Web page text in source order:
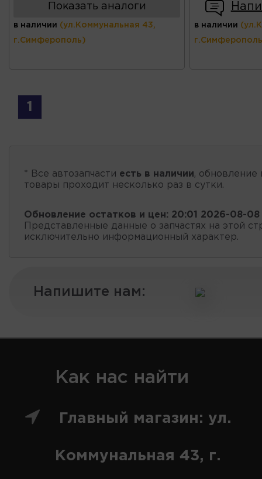
Показать аналоги
в наличии (ул.Коммунальная 43,
г.Симферополь)
в наличии
1
* Все автозапчасти есть в наличии, обновление
товары проходит несколько раз в сутки.
Обновление остатков и цен: 20:01 2026-08-08
Представленные данные о запчастях на этой
исключительно информационный характер.
Напишите нам:
Как нас найти
Главный магазин: ул.
Коммунальная 43, г.